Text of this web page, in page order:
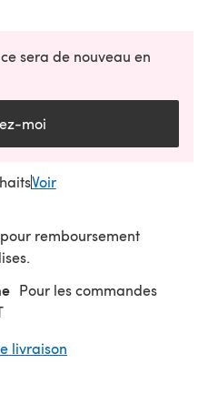
sera de nouveau en
moi
Voir
remboursement
Pour les commandes
livraison